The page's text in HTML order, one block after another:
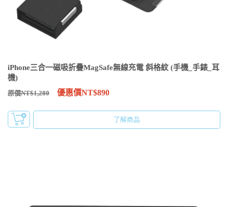
iPhone三合一磁吸折疊MagSafe無線充電 斜格紋 (手機_手錶_耳
機)
原價NT$1,280 優惠價NT$890
了解商品